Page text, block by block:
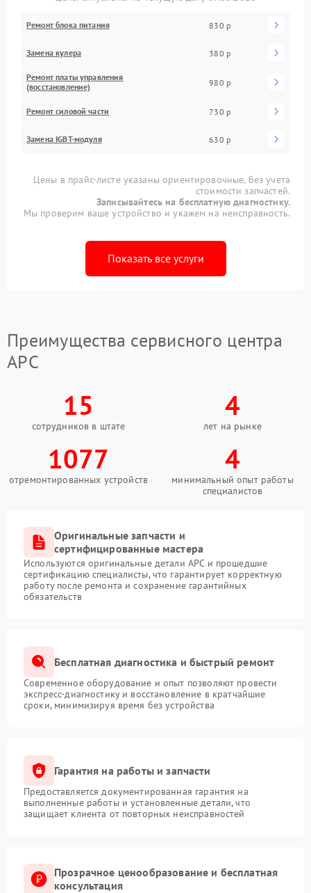
Ремонт блока питания 830 р
Замена кулера 380 р
Ремонт платы управления
(восстановление)
980 р
Ремонт силовой части 730 р
Замена IGBT-модуля 630 р
Цены в прайс-листе указаны ориентировочные, без учета
стоимости запчастей.
Записывайтесь на бесплатную диагностику.
Мы проверим ваше устройство и укажем на неисправность.
Показать все услуги
Преимущества сервисного центра
APC
15
сотрудников в штате
4
лет на рынке
1077
отремонтированных устройств
4
минимальный опыт работы
специалистов
Оригинальные запчасти и
сертифицированные мастера
Используются оригинальные детали APC и прошедшие
сертификацию специалисты, что гарантирует корректную
работу после ремонта и сохранение гарантийных
обязательств
Бесплатная диагностика и быстрый ремонт
Современное оборудование и опыт позволяют провести
экспресс-диагностику и восстановление в кратчайшие
сроки, минимизируя время без устройства
Гарантия на работы и запчасти
Предоставляется документированная гарантия на
выполненные работы и установленные детали, что
защищает клиента от повторных неисправностей
Прозрачное ценообразование и бесплатная
консультация